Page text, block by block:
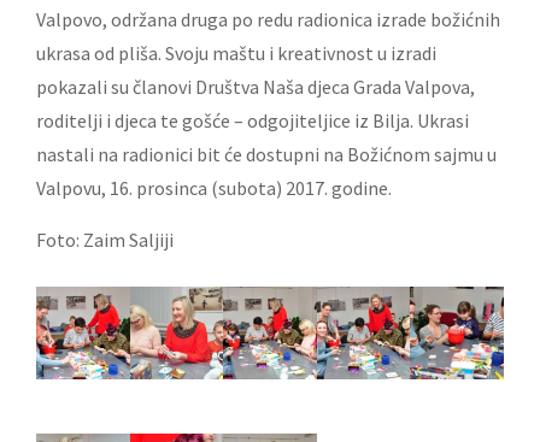
Valpovo, održana druga po redu radionica izrade božićnih
ukrasa od pliša. Svoju maštu i kreativnost u izradi
pokazali su članovi Društva Naša djeca Grada Valpova,
roditelji i djeca te gošće – odgojiteljice iz Bilja. Ukrasi
nastali na radionici bit će dostupni na Božićnom sajmu u
Valpovu, 16. prosinca (subota) 2017. godine.
Foto: Zaim Saljiji